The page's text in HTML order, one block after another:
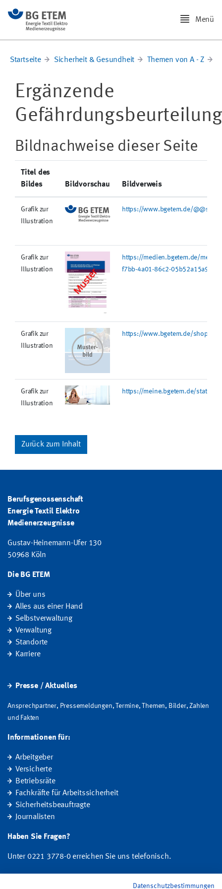
Menü
Startseite Sicherheit & Gesundheit Themen von A - Z
Ergänzende
Gefährdungsbeurteilung
Bildnachweise dieser Seite
Titel des
Bildes
Bildvorschau Bildverweis
Grafik zur
Illustration
https://www.bgetem.de/@@site-
Grafik zur
Illustration
https://medien.bgetem.de/
f7bb-4a01-86c2-
Grafik zur
Illustration
https://www.bgetem.de/
Grafik zur
Illustration
https://meine.bgetem.de/static/
Zurück zum Inhalt
Berufsgenossenschaft
Energie Textil Elektro
Medienerzeugnisse
Gustav-Heinemann-Ufer 130
50968 Köln
Die BG ETEM
Über uns
Alles aus einer Hand
Selbstverwaltung
Verwaltung
Standorte
Karriere
Presse / Aktuelles
Ansprechpartner, Pressemeldungen, Termine, Themen, Bilder, Zahlen
und Fakten
Informationen für:
Arbeitgeber
Versicherte
Betriebsräte
Fachkräfte für Arbeitssicherheit
Sicherheitsbeauftragte
Journalisten
Haben Sie Fragen?
Unter 0221 3778-0 erreichen Sie uns telefonisch.
Datenschutzbestimmungen